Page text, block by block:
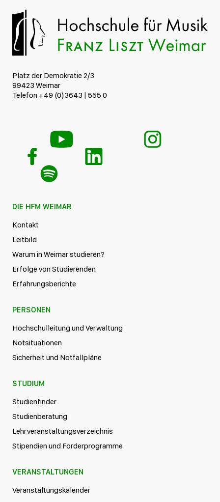
Platz der Demokratie 2/3
99423 Weimar
Telefon +49 (0)3643 | 555 0
DIE HFM WEIMAR
Kontakt
Leitbild
Warum in Weimar studieren?
Erfolge von Studierenden
Erfahrungsberichte
PERSONEN
Hochschulleitung und Verwaltung
Notsituationen
Sicherheit und Notfallpläne
STUDIUM
Studienfinder
Studienberatung
Lehrveranstaltungsverzeichnis
Stipendien und Förderprogramme
VERANSTALTUNGEN
Veranstaltungskalender